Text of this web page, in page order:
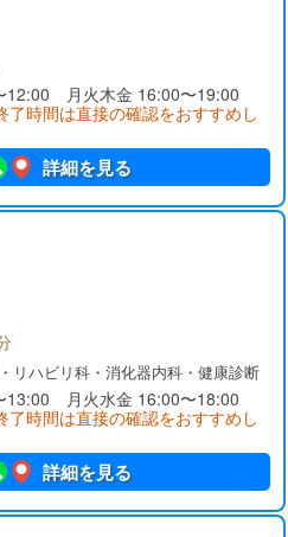
12:00 月火木金 16:00〜19:00
了時間は直接の確認をおすすめし
詳細を見る
リハビリ科・消化器内科・健康診断
13:00 月火水金 16:00〜18:00
了時間は直接の確認をおすすめし
詳細を見る